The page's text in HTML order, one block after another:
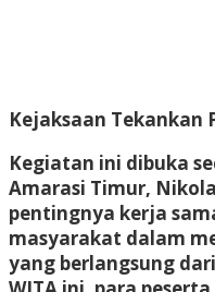
Kejaksaan Tekankan
Kegiatan ini dibuka
Amarasi Timur,
pentingnya kerja
masyarakat dalam
yang berlangsung